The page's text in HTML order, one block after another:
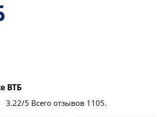
ВТБ
3.22/5 Всего отзывов 1105.